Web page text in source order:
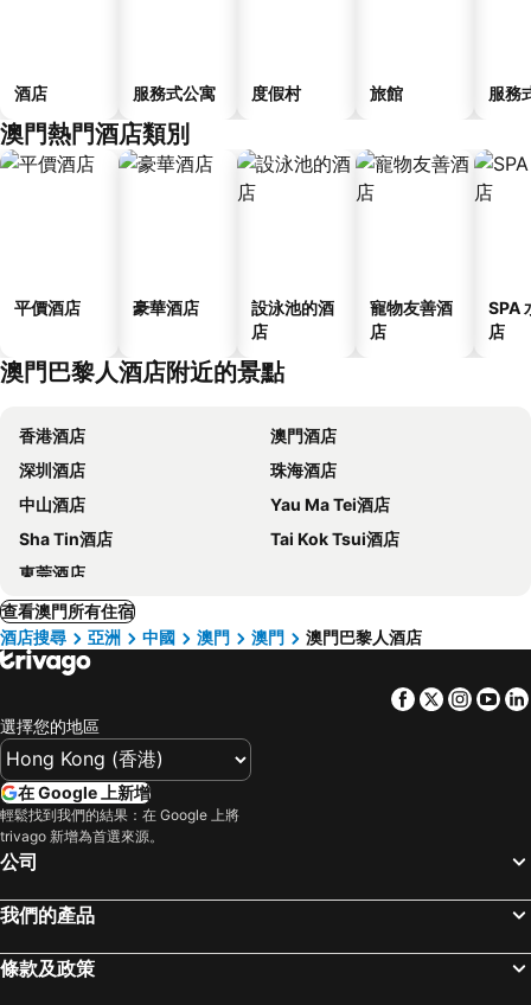
酒店 服務式公寓 度假村 旅館 服務
澳門熱門酒店類別
平價酒店 豪華酒店
設泳池的酒
店
寵物友善酒
店
SPA
店
澳門巴黎人酒店附近的景點
香港酒店
澳門酒店
深圳酒店
珠海酒店
中山酒店
Yau Ma Tei酒店
Sha Tin酒店
Tai Kok Tsui酒店
東莞酒店
查看澳門所有住宿
酒店搜尋
亞洲 中國 澳門 澳門 澳門巴黎人酒店
Facebook
Twitter
選擇您的地區
在 Google 上新增
輕鬆找到我們的結果：在 Google 上將
trivago 新增為首選來源。
公司
我們的產品
條款及政策